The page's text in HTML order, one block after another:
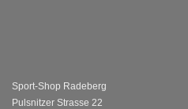
Sport-Shop Radeberg
Pulsnitzer Strasse 22